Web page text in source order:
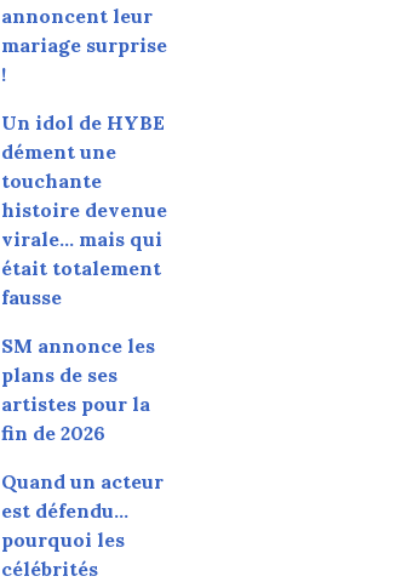
annoncent leur
mariage surprise
!
Un idol de HYBE
dément une
touchante
histoire devenue
virale... mais qui
était totalement
fausse
SM annonce les
plans de ses
artistes pour la
fin de 2026
Quand un acteur
est défendu…
pourquoi les
célébrités